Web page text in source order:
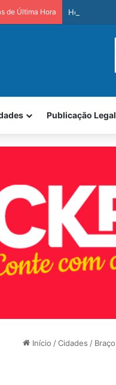
de Última Hora Homem é
Publicação Legal
Início /Cidades /